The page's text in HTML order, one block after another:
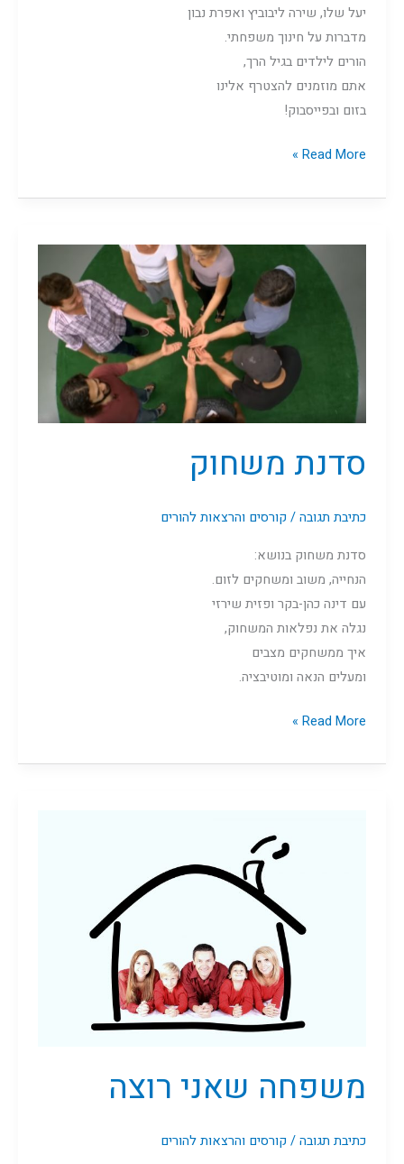
יעל שלו, שירה ליבוביץ ואפרת נבון
מדברות על חינוך משפחתי.
הורים לילדים בגיל הרך,
אתם מוזמנים להצטרף אלינו
בזום ובפייסבוק!
Read More »
סדנת משחוק
כתיבת תגובה/ קורסים והרצאות להורים
סדנת משחוק בנושא:
הנחייה, משוב ומשחקים לזום.
עם דינה כהן-בקר ופזית שירזי
נגלה את נפלאות המשחוק,
איך ממשחקים מצבים
ומעלים הנאה ומוטיבציה.
משחוק
Read More »
משפחה שאני רוצה
כתיבת תגובה/ קורסים והרצאות להורים